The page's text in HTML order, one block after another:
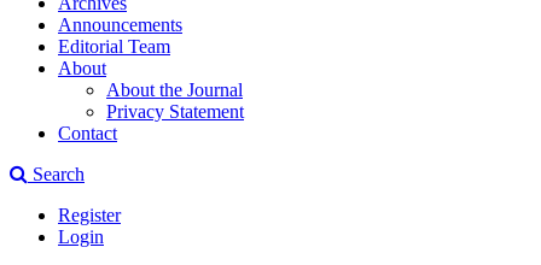
Announcements
Editorial Team
About
About the Journal
Privacy Statement
Contact
Search
Register
Login